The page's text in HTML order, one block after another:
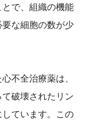
で、組織の機能
な細胞の数が少
不全治療薬は、
破壊されたリン
ています。この